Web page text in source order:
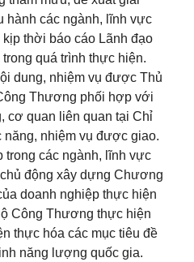
hành các ngành, lĩnh vực
thời báo cáo Lãnh đạo
quá trình thực hiện.
dung, nhiệm vụ được Thủ
Thương phối hợp với
cơ quan liên quan tại Chỉ
năng, nhiệm vụ được giao.
trong các ngành, lĩnh vực
động xây dựng Chương
doanh nghiệp thực hiện
Công Thương thực hiện
thực hóa các mục tiêu đề
năng lượng quốc gia.